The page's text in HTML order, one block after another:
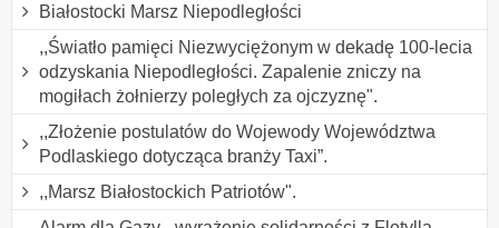
Białostocki Marsz Niepodległości
,,Światło pamięci Niezwyciężonym w dekadę 100-lecia
odzyskania Niepodległości. Zapalenie zniczy na
mogiłach żołnierzy poległych za ojczyznę".
,,Złożenie postulatów do Wojewody Województwa
Podlaskiego dotycząca branży Taxi”.
,,Marsz Białostockich Patriotów".